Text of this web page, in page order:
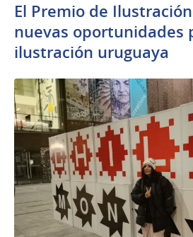
El Premio de
nuevas oportunidades
ilustración uruguaya